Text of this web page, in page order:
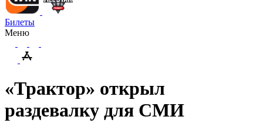
Билеты
Меню
«Трактор» открыл
раздевалку для СМИ